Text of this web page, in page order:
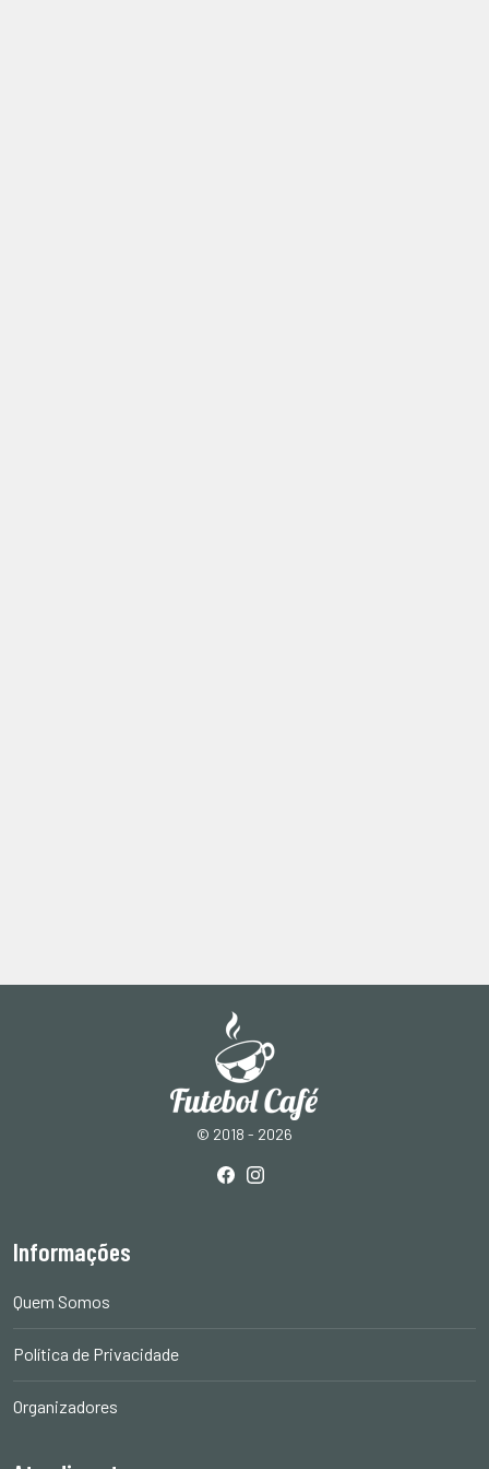
© 2018 - 2026
Informações
Quem Somos
Política de Privacidade
Organizadores